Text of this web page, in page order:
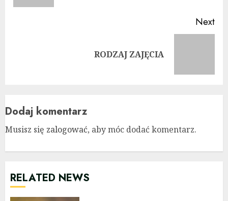
Next
RODZAJ ZAJĘCIA
Dodaj komentarz
Musisz się zalogować, aby móc dodać komentarz.
RELATED NEWS